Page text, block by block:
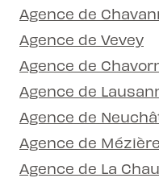
Agence de
Agence de Vevey
Agence de
Agence de
Agence de
Agence de
Agence de La